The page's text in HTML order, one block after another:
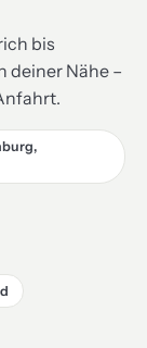
bis
deiner Nähe –